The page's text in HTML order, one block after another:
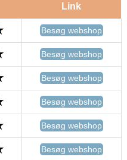
Link
Besøg webshop
Besøg webshop
Besøg webshop
Besøg webshop
Besøg webshop
Besøg webshop